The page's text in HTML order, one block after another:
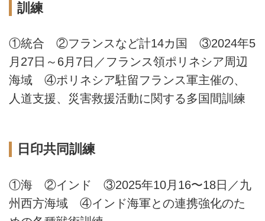
訓練
①統合 ②フランスなど計14カ国 ③2024年5
月27日～6月7日／フランス領ポリネシア周辺
海域 ④ポリネシア駐留フランス軍主催の、
人道支援、災害救援活動に関する多国間訓練
日印共同訓練
①海 ②インド ③2025年10月16〜18日／九
州西方海域 ④インド海軍との連携強化のた